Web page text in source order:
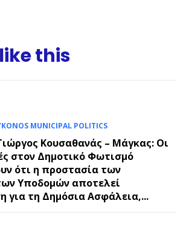
this
MUNICIPAL POLITICS
Κουσαθανάς – Μάγκας: Οι
στον Δημοτικό Φωτισμό
ότι η προστασία των
Υποδομών αποτελεί
για τη Δημόσια Ασφάλεια,...